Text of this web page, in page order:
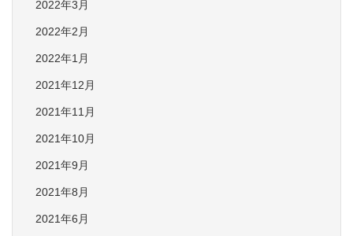
2022年3月
2022年2月
2022年1月
2021年12月
2021年11月
2021年10月
2021年9月
2021年8月
2021年6月